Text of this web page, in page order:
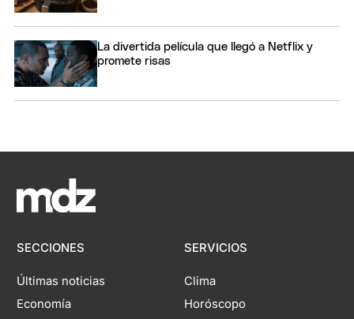
La divertida película que llegó a Netflix y
promete risas
SECCIONES
Últimas noticias
Economía
SERVICIOS
Clima
Horóscopo